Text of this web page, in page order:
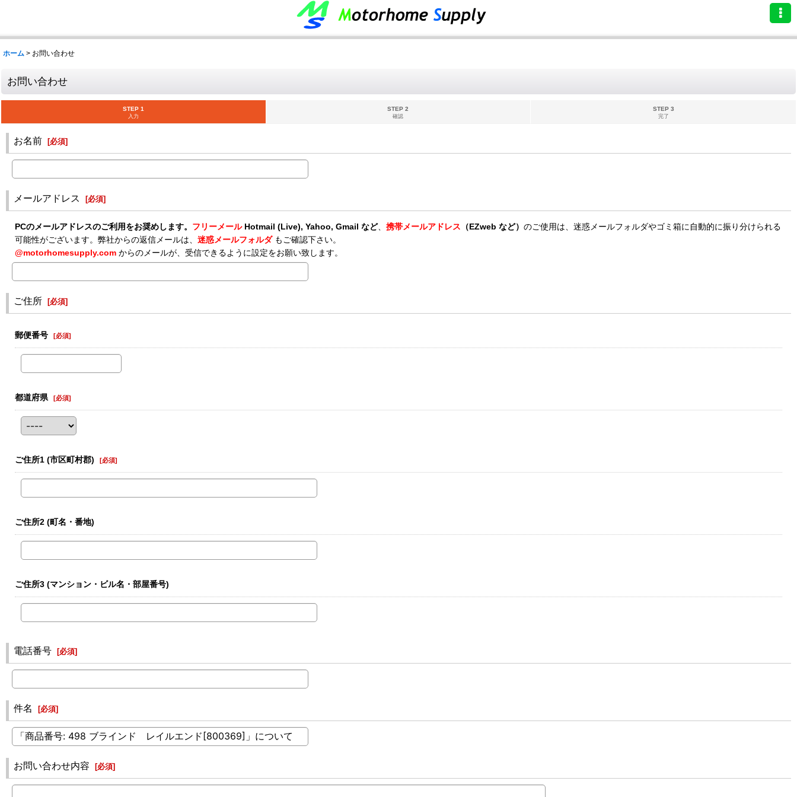
ホーム > お問い合わせ
お問い合わせ
STEP 1
入力
STEP 2
確認
STEP 3
完了
お名前 [必須]
メールアドレス [必須]
PCのメールアドレスのご利用をお奨めします。 フリーメールHotmail (Live), Yahoo, Gmail など、 携帯メールアドレス （EZweb など） のご使用は、迷惑メールフォルダやゴミ箱に自動的に振り分けられる
可能性がございます。弊社からの返信メールは、 迷惑メールフォルダ もご確認下さい。
@motorhomesupply.com からのメールが、受信できるように設定をお願い致します。
ご住所 [必須]
郵便番号 [必須]
都道府県 [必須]
ご住所1 (市区町村郡) [必須]
ご住所2 (町名・番地)
ご住所3 (マンション・ビル名・部屋番号)
電話番号 [必須]
件名 [必須]
お問い合わせ内容 [必須]